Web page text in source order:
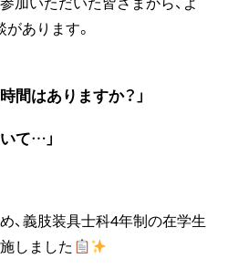
あります。
間はありますか？」
て…」
、義肢装具士科4年制の在学生
しました